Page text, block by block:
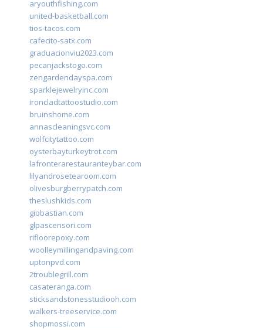
aryouthfishing.com
united-basketball.com
tios-tacos.com
cafecito-satx.com
graduacionviu2023.com
pecanjackstogo.com
zengardendayspa.com
sparklejewelryinc.com
ironcladtattoostudio.com
bruinshome.com
annascleaningsvc.com
wolfcitytattoo.com
oysterbayturkeytrot.com
lafronterarestauranteybar.com
lilyandrosetearoom.com
olivesburgberrypatch.com
theslushkids.com
giobastian.com
glpascensori.com
rifloorepoxy.com
woolleymillingandpaving.com
uptonpvd.com
2troublegrill.com
casateranga.com
sticksandstonesstudiooh.com
walkers-treeservice.com
shopmossi.com